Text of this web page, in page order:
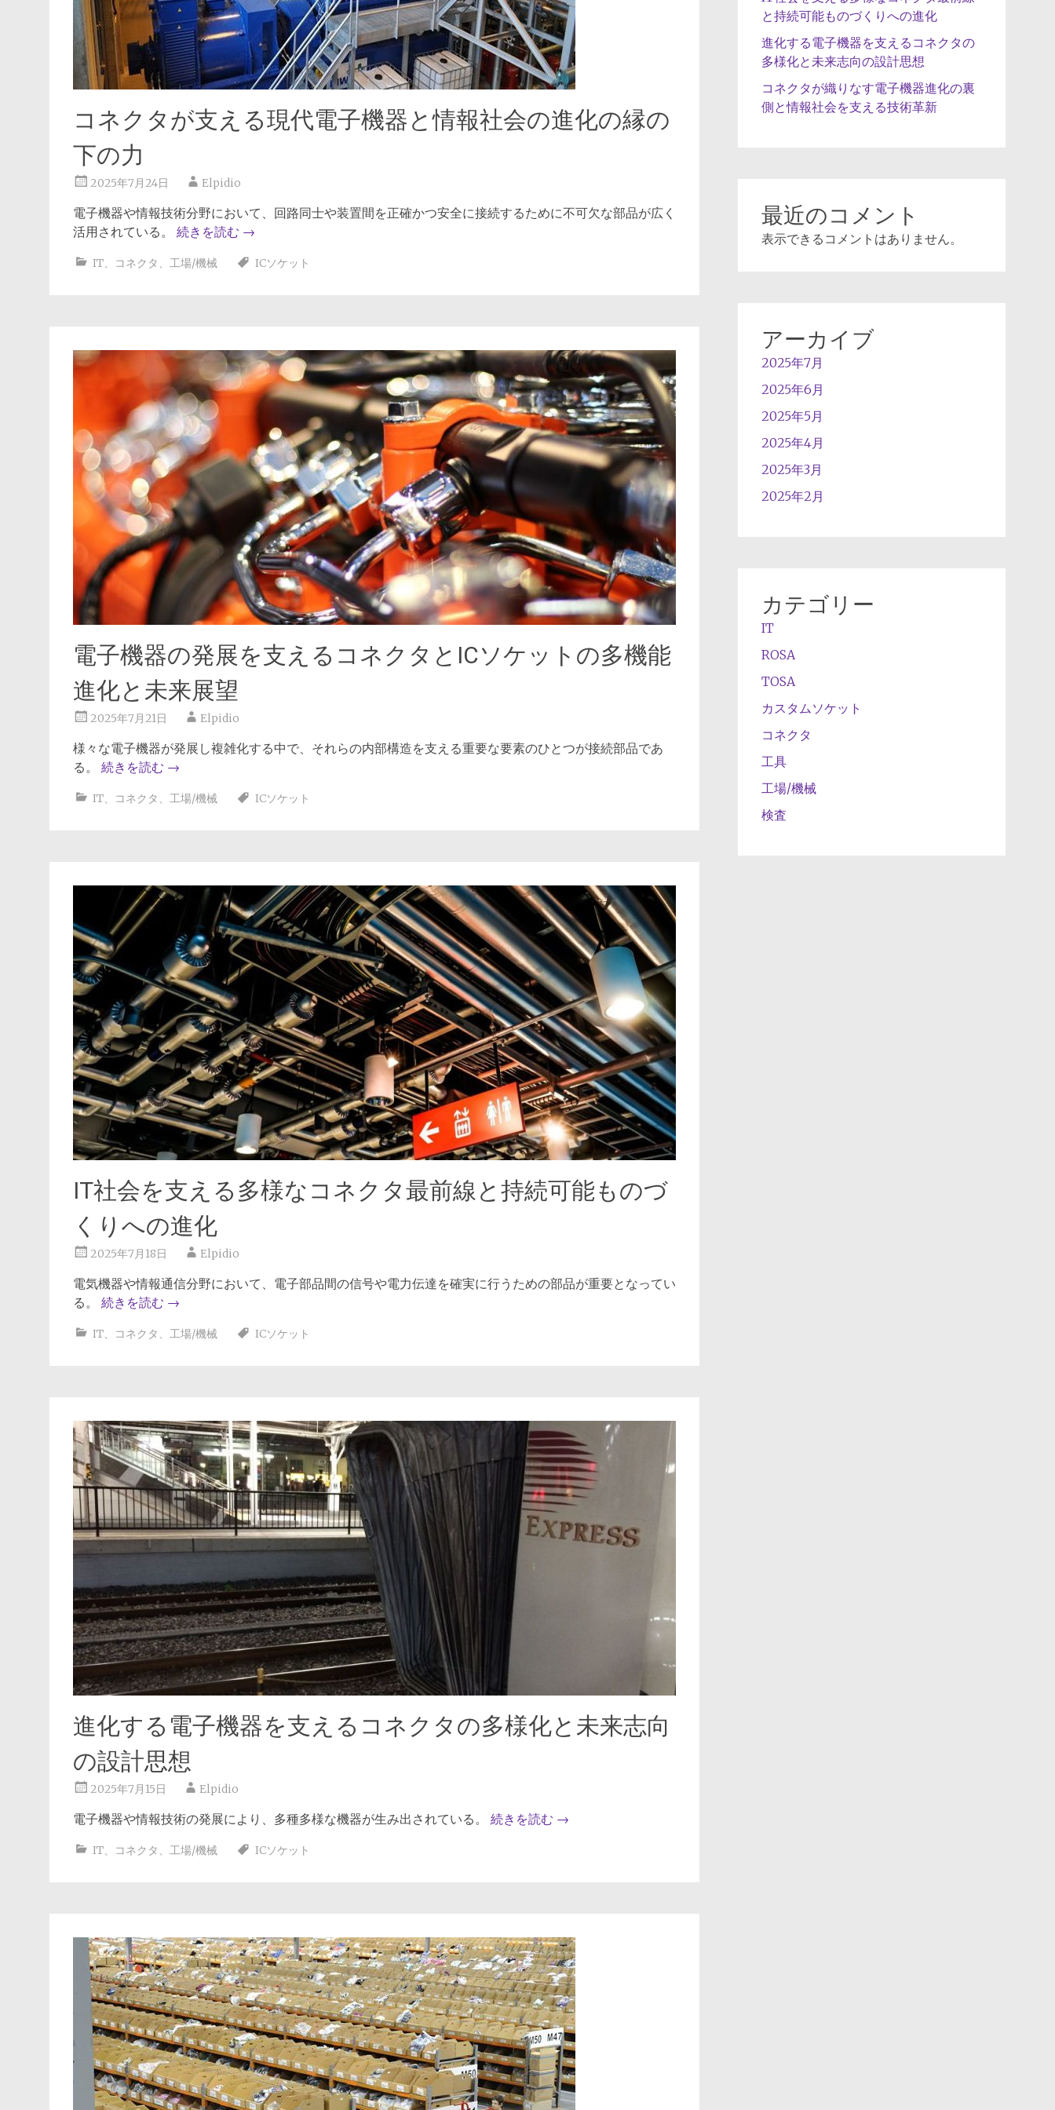
コネクタが支える現代電子機器と情報社会の進化の縁の
下の力
2025年7月24日 Elpidio
電子機器や情報技術分野において、回路同士や装置間を正確かつ安全に接続するために不可欠な部品が広く
活用されている。 続きを読む →
IT、 コネクタ 、 工場/機械 ICソケット
電子機器の発展を支えるコネクタとICソケットの多機能
進化と未来展望
2025年7月21日 Elpidio
様々な電子機器が発展し複雑化する中で、それらの内部構造を支える重要な要素のひとつが接続部品であ
る。 続きを読む →
IT、 コネクタ 、 工場/機械 ICソケット
IT社会を支える多様なコネクタ最前線と持続可能ものづ
くりへの進化
2025年7月18日 Elpidio
電気機器や情報通信分野において、電子部品間の信号や電力伝達を確実に行うための部品が重要となってい
る。 続きを読む →
IT、 コネクタ 、 工場/機械 ICソケット
進化する電子機器を支えるコネクタの多様化と未来志向
の設計思想
2025年7月15日 Elpidio
電子機器や情報技術の発展により、多種多様な機器が生み出されている。 続きを読む →
IT、 コネクタ 、 工場/機械 ICソケット
と持続可能ものづくりへの進化
進化する電子機器を支えるコネクタの
多様化と未来志向の設計思想
コネクタが織りなす電子機器進化の裏
側と情報社会を支える技術革新
最近のコメント
表示できるコメントはありません。
アーカイブ
2025年7月
2025年6月
2025年5月
2025年4月
2025年3月
2025年2月
カテゴリー
IT
ROSA
TOSA
カスタムソケット
コネクタ
工具
工場/機械
検査